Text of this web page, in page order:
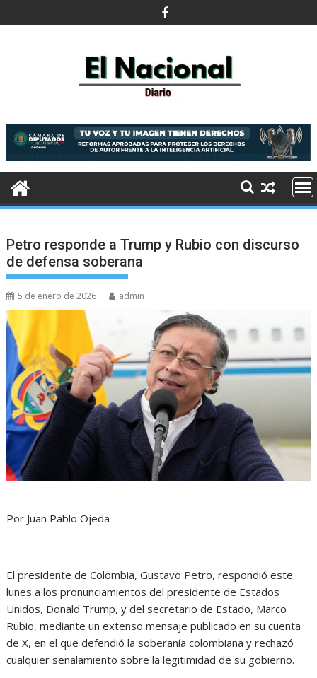
al
Petro responde a Trump y Rubio con discurso
de defensa soberana
5 de enero de 2026 admin
Por Juan Pablo Ojeda
El presidente de Colombia, Gustavo Petro, respondió este
lunes a los pronunciamientos del presidente de Estados
Unidos, Donald Trump, y del secretario de Estado, Marco
Rubio, mediante un extenso mensaje publicado en su cuenta
de X, en el que defendió la soberanía colombiana y rechazó
cualquier señalamiento sobre la legitimidad de su gobierno.